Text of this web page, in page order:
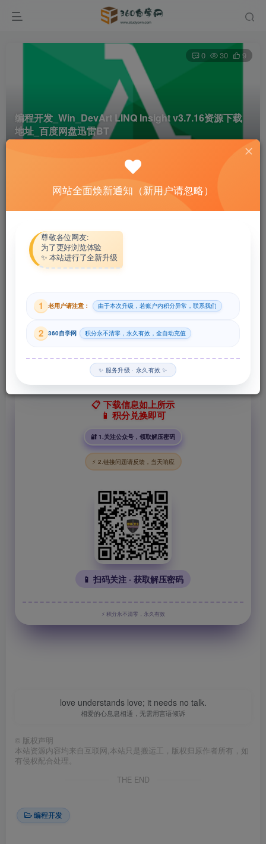
编程开发_Win_DevArt LINQ Insight v3.7.16资源下载
地址_百度网盘迅雷BT
0 30 9
热心网友 关注
此内容为付费资源，请付费后查看
29积分
付费资源
📋 下载信息如上所示
📱 积分兑换即可
🔐 1.关注公众号，领取解压密码
⚡ 2.链接问题请反馈，当天响应
📱 扫码关注 · 获取解压密码
⚡ 积分永不清零，永久有效
love understands love; it needs no talk.
相爱的心息息相通，无需用言语倾诉
© 版权声明
本站资源内容均来自互联网,本站只是搬运工，版权归原作者所有，如
有侵权配合处理。
THE END
编程开发
网站全面焕新通知（新用户请忽略）
尊敬各位网友:
为了更好浏览体验
✨ 本站进行了全新升级
1 老用户请注意： 由于本次升级，若账户内积分异常，联系我们
2 360自学网 积分永不清零，永久有效，全自动充值
✨ 服务升级 · 永久有效 ✨